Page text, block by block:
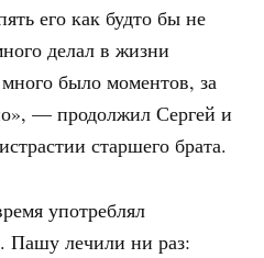
его как будто бы не
делал в жизни
было моментов, за
— продолжил Сергей и
старшего брата.
употреблял
Пашу лечили ни раз: